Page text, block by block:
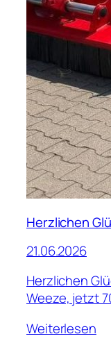
Herzlichen
21.06.2026
Herzlichen
Weeze, jetzt
Weiterlesen